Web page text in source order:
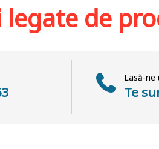
de
Lasă-ne
Te